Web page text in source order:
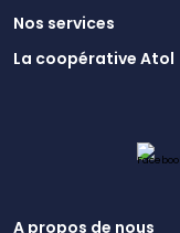
Nos services
La coopérative Atol
A propos de nous